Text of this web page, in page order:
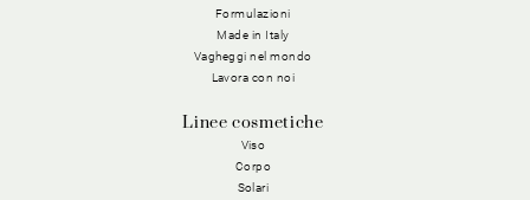
Formulazioni
Made in Italy
Vagheggi nel mondo
Lavora con noi
Linee cosmetiche
Viso
Corpo
Solari